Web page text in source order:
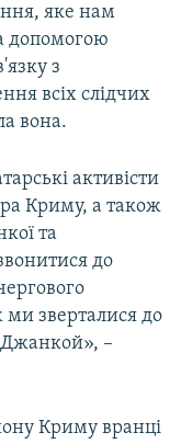
яке нам
допомогою
з
всіх слідчих
вона.
активісти
Криму, а також
та
до
зверталися до
Джанкой», –
Криму вранці